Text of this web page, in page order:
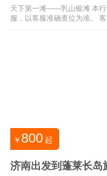
日
天下第一滩——乳山银滩 本行
服，以客服准确查位为准。
￥ 800 起
济南出发到蓬莱长岛